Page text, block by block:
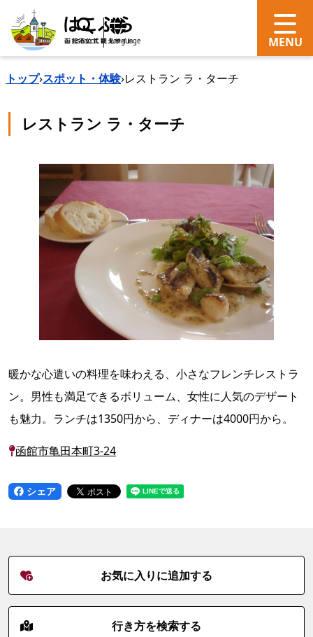
search Language
トップ›スポット・体験›レストラン ラ・ターチ
レストラン ラ・ターチ
暖かな心遣いの料理を味わえる、小さなフレンチレストラ
ン。男性も満足できるボリューム、女性に人気のデザート
も魅力。ランチは1350円から、ディナーは4000円から。
函館市亀田本町3-24
シェア
お気に入りに追加する
行き方を検索する